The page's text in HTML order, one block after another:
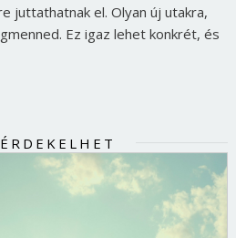
juttathatnak el. Olyan új utakra,
Ez igaz lehet konkrét, és